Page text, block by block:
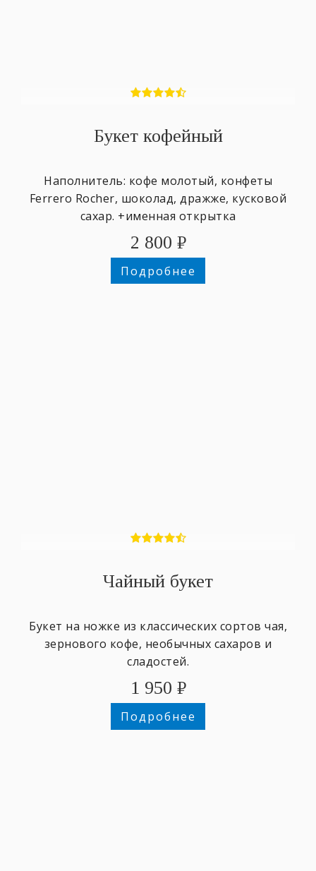
Букет кофейный
Наполнитель: кофе молотый, конфеты
Ferrero Rocher, шоколад, дражже, кусковой
сахар. +именная открытка
2 800 ₽
Подробнее
Чайный букет
Букет на ножке из классических сортов чая,
зернового кофе, необычных сахаров и
сладостей.
1 950 ₽
Подробнее